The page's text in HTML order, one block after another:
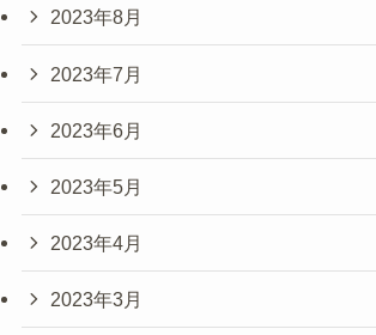
2023年8月
2023年7月
2023年6月
2023年5月
2023年4月
2023年3月